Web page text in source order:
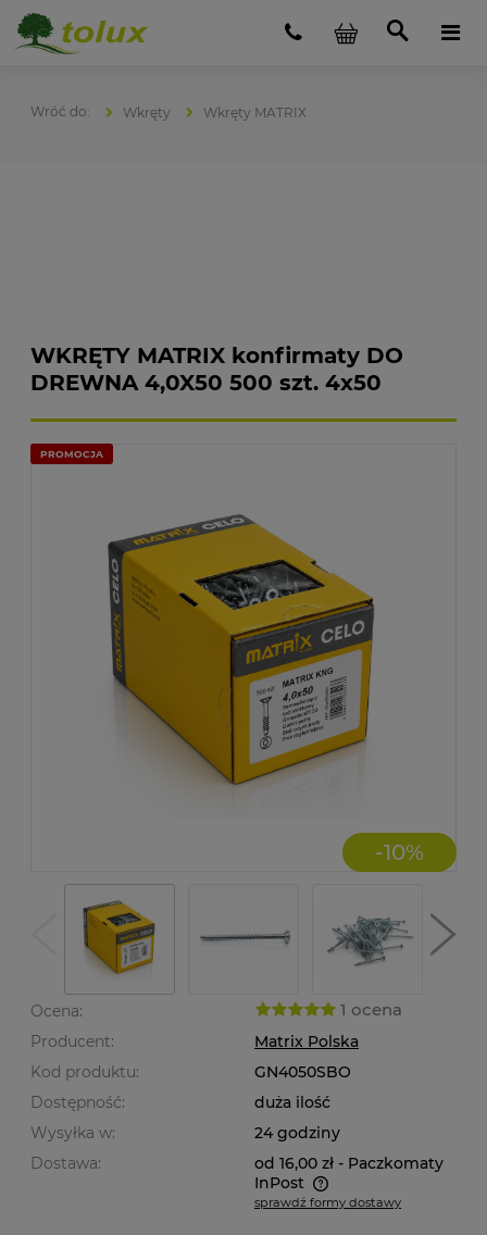
Wkręty Wkręty MATRIX
WKRĘTY MATRIX konfirmaty DO
DREWNA 4,0X50 500 szt. 4x50
PROMOCJA
-10%
Ocena: 1 ocena
Producent:
Matrix Polska
Kod produktu:
GN4050SBO
Dostępność:
duża ilość
Wysyłka w:
24 godziny
Dostawa:
od 16,00 zł - Paczkomaty
InPost
Cena nie zawiera ewentualnych kosztów płatności
sprawdź formy dostawy